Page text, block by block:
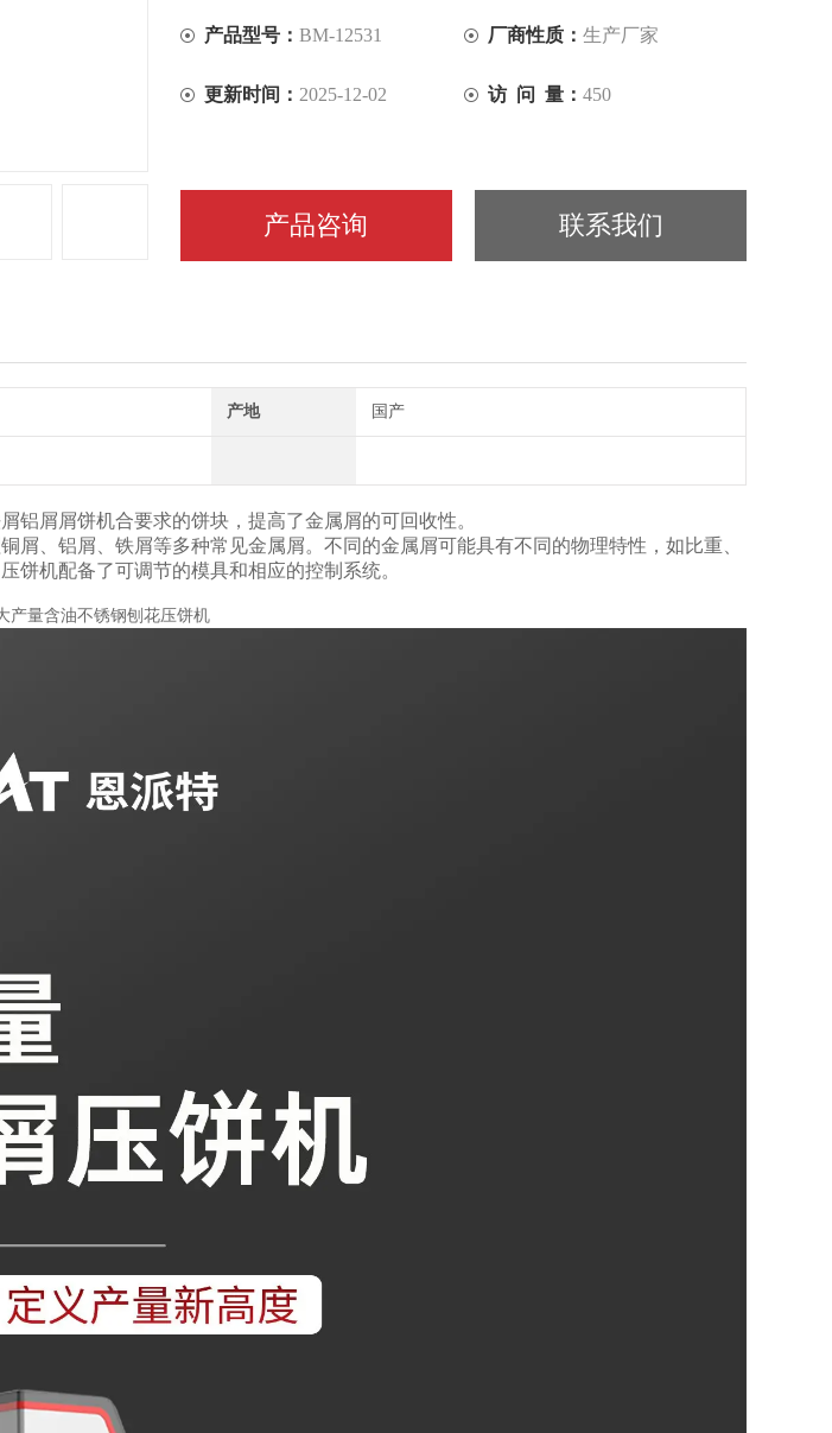
产品型号： BM-12531 厂商性质： 生产厂家
更新时间： 2025-12-02 访 问 量： 450
产品咨询 联系我们
产地 国产
铝屑屑饼机合要求的饼块，提高了金属屑的可回收性。
屑、铝屑、铁屑等多种常见金属屑。不同的金属屑可能具有不同的物理特性，如比重、
饼机配备了可调节的模具和相应的控制系统。
产量含油不锈钢刨花压饼机